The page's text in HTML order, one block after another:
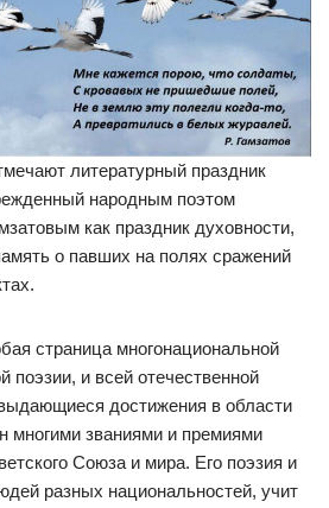
литературный праздник
народным поэтом
как праздник духовности,
о павших на полях сражений
страница многонациональной
поэзии, и всей отечественной
достижения в области
многими званиями и премиями
Союза и мира. Его поэзия и
разных национальностей, учит